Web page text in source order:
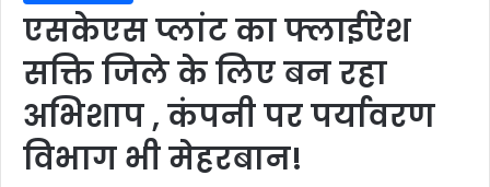
एसकेएस प्लांट का फ्लाईऐश
सक्ति जिले के लिए बन रहा
अभिशाप , कंपनी पर पर्यावरण
विभाग भी मेहरबान!